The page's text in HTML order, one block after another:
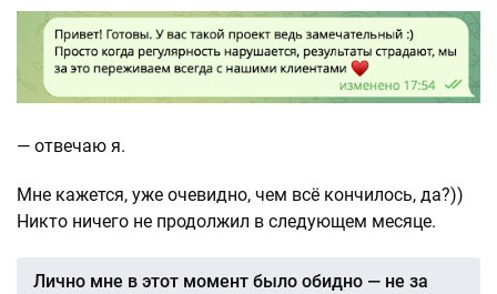
— отвечаю я.
Мне кажется, уже очевидно, чем всё кончилось, да?))
Никто ничего не продолжил в следующем месяце.
Лично мне в этот момент было обидно — не за